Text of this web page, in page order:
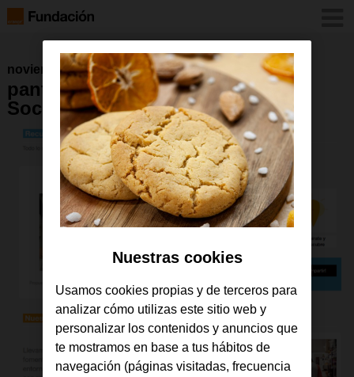
noviembre 2018
pantallazo plataforma Fablabs
Sociales
Nuestras cookies
Usamos cookies propias y de terceros para
analizar cómo utilizas este sitio web y
personalizar los contenidos y anuncios que
te mostramos en base a tus hábitos de
navegación (páginas visitadas, frecuencia